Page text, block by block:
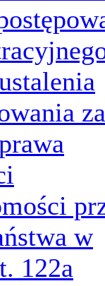
za
w
122a